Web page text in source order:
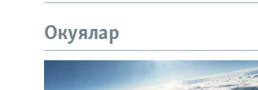
Окуялар